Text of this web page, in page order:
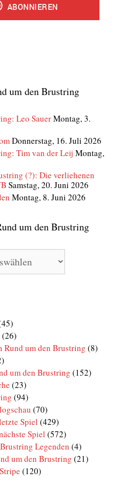
um den Brustring
Leo SauerMontag, 3.
Donnerstag, 16. Juli 2026
Tim van der Leij Montag,
(?): Die verliehenen
Samstag, 20. Juni 2026
Montag, 8. Juni 2026
um den Brustring
(26)
Rund um den Brustring (8)
um den Brustring (152)
(23)
(94)
(70)
Spiel (429)
Spiel (572)
Legenden (4)
um den Brustring (21)
(120)